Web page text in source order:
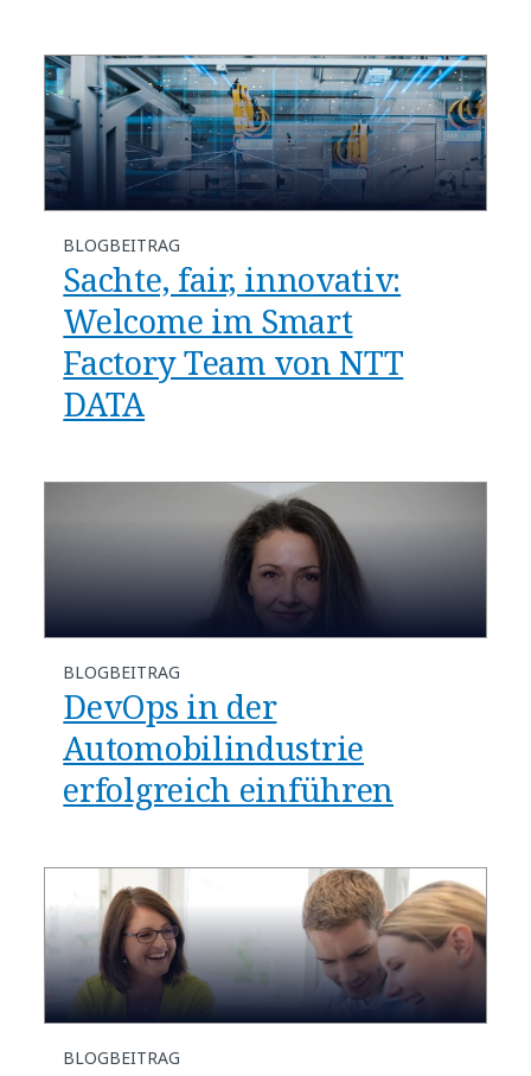
BLOGBEITRAG
Sachte, fair, innovativ:
Welcome im Smart
Factory Team von NTT
DATA
BLOGBEITRAG
DevOps in der
Automobilindustrie
erfolgreich einführen
BLOGBEITRAG